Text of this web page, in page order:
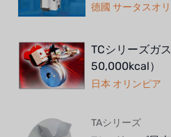
德國 サータスオ
TCシリーズガ
50,000kcal）
日本 オリンピア
TAシリーズ